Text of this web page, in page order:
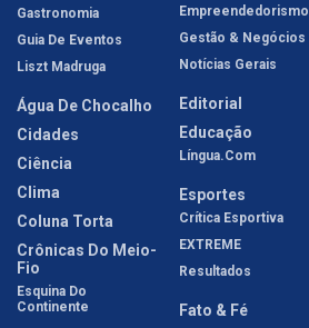
Gastronomia
Guia De Eventos
Liszt Madruga
Água De Chocalho
Cidades
Ciência
Clima
Coluna Torta
Crônicas Do Meio-
Fio
Esquina Do
Continente
Empreendedorismo
Gestão & Negócios
Notícias Gerais
Editorial
Educação
Língua.com
Esportes
Crítica Esportiva
EXTREME
Resultados
Fato & Fé